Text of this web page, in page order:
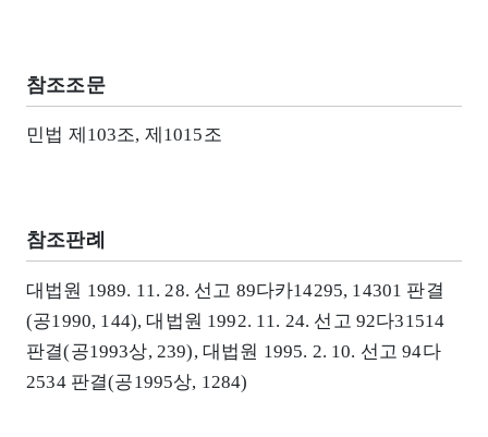
참조조문
민법 제103조, 제1015조
참조판례
대법원 1989. 11. 28. 선고 89다카14295, 14301 판결
(공1990, 144), 대법원 1992. 11. 24. 선고 92다31514
판결(공1993상, 239), 대법원 1995. 2. 10. 선고 94다
2534 판결(공1995상, 1284)